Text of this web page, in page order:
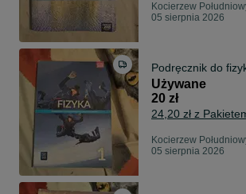
Kocierzew
05 sierpnia 2026
Podręcznik do
Używane
20 zł
24,20 zł z
Kocierzew
05 sierpnia 2026